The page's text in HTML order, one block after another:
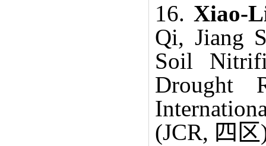
16. Xiao-
Qi, Jiang
Soil
Drought
(JCR, 四区